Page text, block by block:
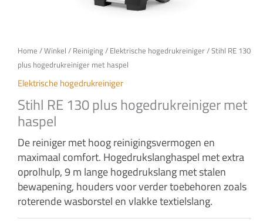
Home /Winkel / Reiniging/ Elektrische hogedrukreiniger / Stihl RE 130
plus hogedrukreiniger met haspel
Elektrische hogedrukreiniger
Stihl RE 130 plus hogedrukreiniger met
haspel
De reiniger met hoog reinigingsvermogen en
maximaal comfort. Hogedrukslanghaspel met extra
oprolhulp, 9 m lange hogedrukslang met stalen
bewapening, houders voor verder toebehoren zoals
roterende wasborstel en vlakke textielslang.